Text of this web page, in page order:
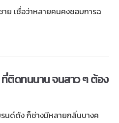
ย เชื่อว่าหลายคนคงชอบการฉ
ติดทนนาน จนสาว ๆ ต้อง
นด์ดัง ก็ช่างมีหลายกลิ่นบางค